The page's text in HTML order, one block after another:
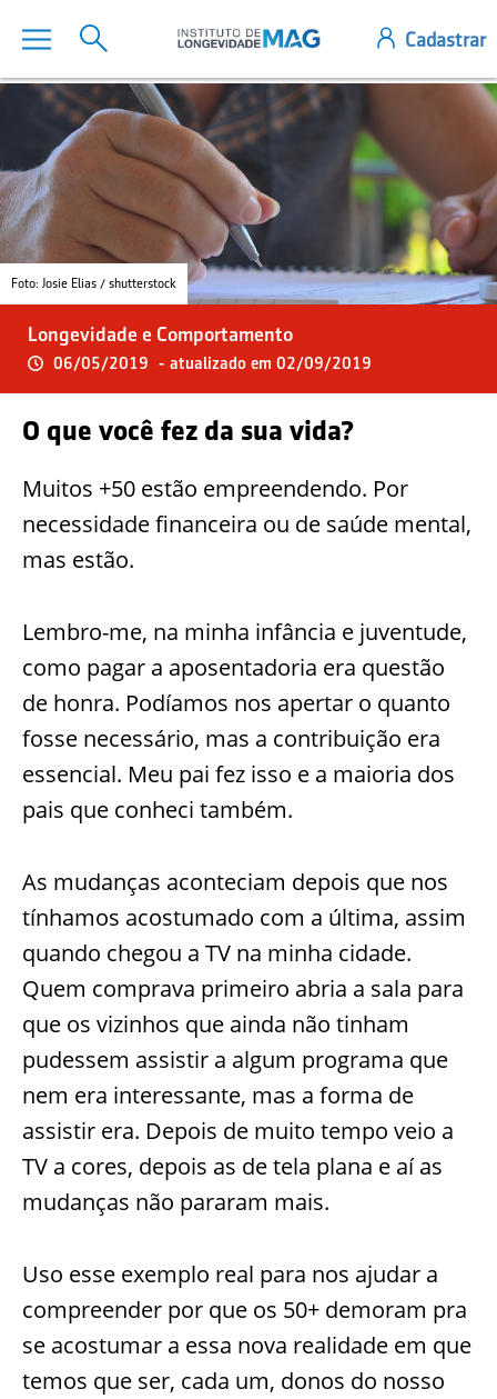
Foto: Josie Elias / shutterstock
Longevidade e Comportamento
06/05/2019 - atualizado em 02/09/2019
O que você fez da sua vida?
Muitos +50 estão empreendendo. Por
necessidade financeira ou de saúde mental,
mas estão.
Lembro-me, na minha infância e juventude,
como pagar a aposentadoria era questão
de honra. Podíamos nos apertar o quanto
fosse necessário, mas a contribuição era
essencial. Meu pai fez isso e a maioria dos
pais que conheci também.
As mudanças aconteciam depois que nos
tínhamos acostumado com a última, assim
quando chegou a TV na minha cidade.
Quem comprava primeiro abria a sala para
que os vizinhos que ainda não tinham
pudessem assistir a algum programa que
nem era interessante, mas a forma de
assistir era. Depois de muito tempo veio a
TV a cores, depois as de tela plana e aí as
mudanças não pararam mais.
Uso esse exemplo real para nos ajudar a
compreender por que os 50+ demoram pra
se acostumar a essa nova realidade em que
temos que ser, cada um, donos do nosso